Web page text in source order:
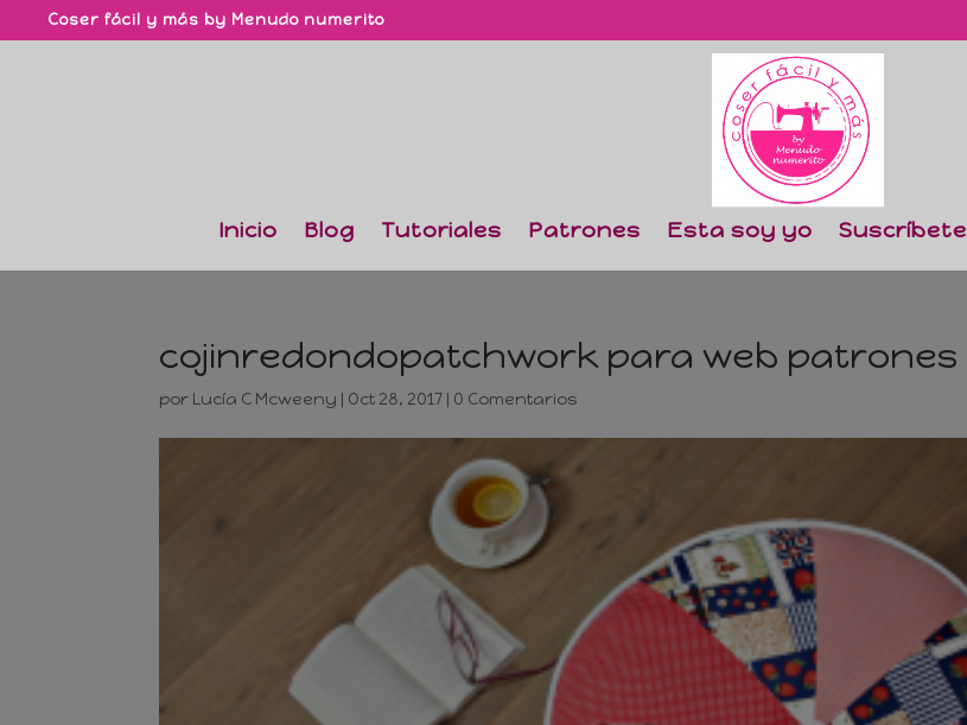
Coser fácil y más by Menudo numerito
Inicio Blog Tutoriales Patrones Esta soy yo Suscríbete
cojinredondopatchwork para web patrones
por Lucía C Mcweeny | Oct 28, 2017 | 0 Comentarios